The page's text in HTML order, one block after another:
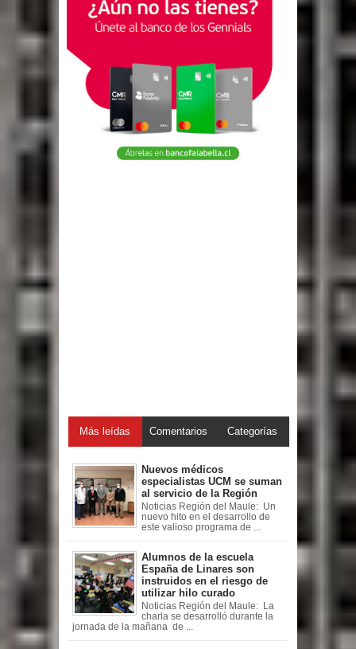
Más leídas Comentarios Categorías
Nuevos médicos
especialistas UCM se suman
al servicio de la Región
Noticias Región del Maule: Un
nuevo hito en el desarrollo de
este valioso programa de ...
Alumnos de la escuela
España de Linares son
instruidos en el riesgo de
utilizar hilo curado
Noticias Región del Maule: La
charla se desarrolló durante la
jornada de la mañana de ...